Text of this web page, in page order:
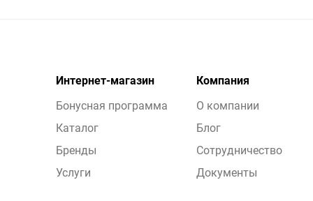
Интернет-магазин
Бонусная программа
Каталог
Бренды
Услуги
Компания
О компании
Блог
Сотрудничество
Документы